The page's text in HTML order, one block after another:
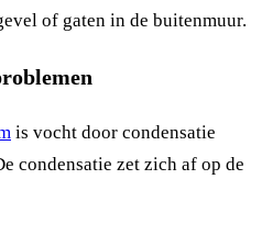
of gaten in de buitenmuur.
is vocht door condensatie
condensatie zet zich af op de